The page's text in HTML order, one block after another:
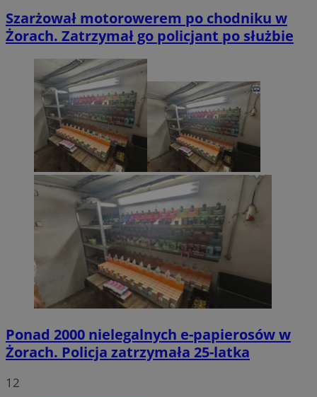
Szarżował motorowerem po chodniku w
Żorach. Zatrzymał go policjant po służbie
Ponad 2000 nielegalnych e-papierosów w
Żorach. Policja zatrzymała 25-latka
12